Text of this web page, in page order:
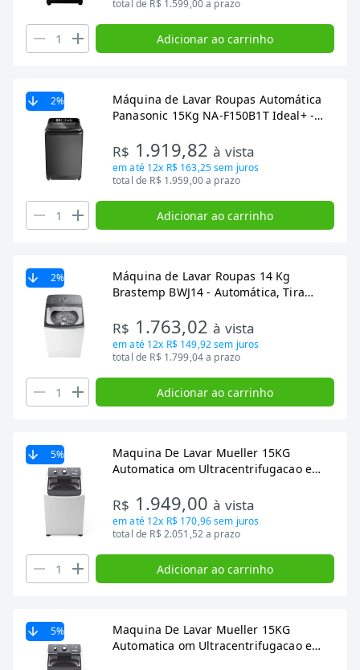
total de R$ 1.599,00 a prazo
Adicionar ao carrinho
2%
Máquina de Lavar Roupas Automática
Panasonic 15Kg NA-F150B1T Ideal+ -
R$ 1.919,82à vista
em até 12x R$ 163,25sem juros
total de R$ 1.959,00 a prazo
Adicionar ao carrinho
2%
Máquina de Lavar Roupas 14 Kg
Brastemp BWJ14 - Automática, Tira
R$ 1.763,02à vista
em até 12x R$ 149,92sem juros
total de R$ 1.799,04 a prazo
Adicionar ao carrinho
5%
Maquina De Lavar Mueller 15KG
Automatica om Ultracentrifugacao e
R$ 1.949,00à vista
em até 12x R$ 170,96sem juros
total de R$ 2.051,52 a prazo
Adicionar ao carrinho
5%
Maquina De Lavar Mueller 15KG
Automatica om Ultracentrifugacao e